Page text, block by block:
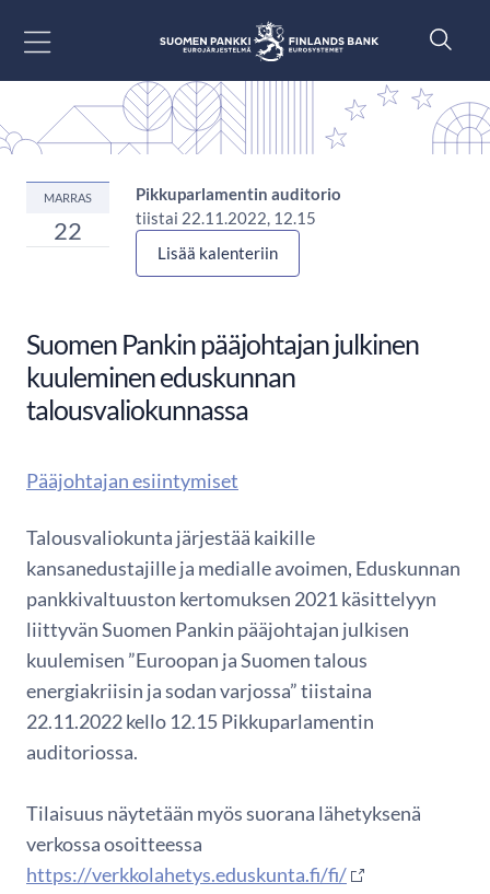
MARRAS
22
Pikkuparlamentin auditorio
tiistai 22.11.2022, 12.15
Lisää kalenteriin
Suomen Pankin pääjohtajan julkinen
kuuleminen eduskunnan
talousvaliokunnassa
Pääjohtajan esiintymiset
Talousvaliokunta järjestää kaikille
kansanedustajille ja medialle avoimen, Eduskunnan
pankkivaltuuston kertomuksen 2021 käsittelyyn
liittyvän Suomen Pankin pääjohtajan julkisen
kuulemisen ”Euroopan ja Suomen talous
energiakriisin ja sodan varjossa” tiistaina
22.11.2022 kello 12.15 Pikkuparlamentin
auditoriossa.
Tilaisuus näytetään myös suorana lähetyksenä
verkossa osoitteessa
https://verkkolahetys.eduskunta.fi/fi/